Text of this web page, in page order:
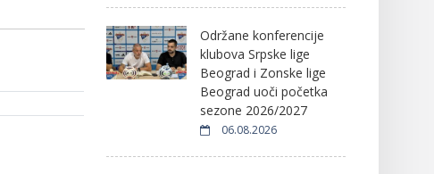
Održane konferencije
klubova Srpske lige
Beograd i Zonske lige
Beograd uoči početka
sezone 2026/2027
06.08.2026